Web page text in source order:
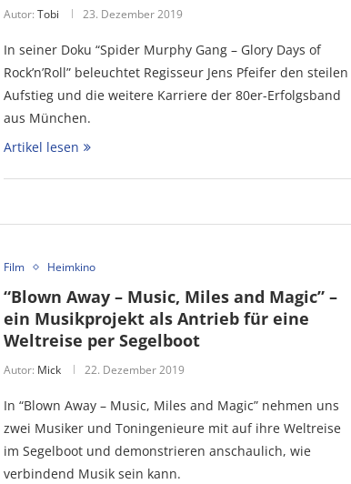
Autor: Tobi 23. Dezember 2019
In seiner Doku “Spider Murphy Gang – Glory Days of
Rock’n’Roll” beleuchtet Regisseur Jens Pfeifer den steilen
Aufstieg und die weitere Karriere der 80er-Erfolgsband
aus München.
Artikel lesen
Film Heimkino
“Blown Away – Music, Miles and Magic” –
ein Musikprojekt als Antrieb für eine
Weltreise per Segelboot
Autor: Mick 22. Dezember 2019
In “Blown Away – Music, Miles and Magic” nehmen uns
zwei Musiker und Toningenieure mit auf ihre Weltreise
im Segelboot und demonstrieren anschaulich, wie
verbindend Musik sein kann.